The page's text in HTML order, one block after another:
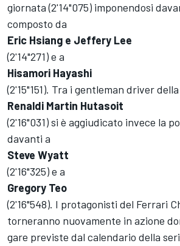
giornata (2'14"075) imponendosi
composto da
Eric Hsiang e Jeffery Lee
(2'14"271) e a
Hisamori Hayashi
(2'15"151). Tra i gentleman driver
Renaldi Martin Hutasoit
(2'16"031) si è aggiudicato invece la
davanti a
Steve Wyatt
(2'16"325) e a
Gregory Teo
(2'16"548). I protagonisti del Ferrari
torneranno nuovamente in azione
gare previste dal calendario della